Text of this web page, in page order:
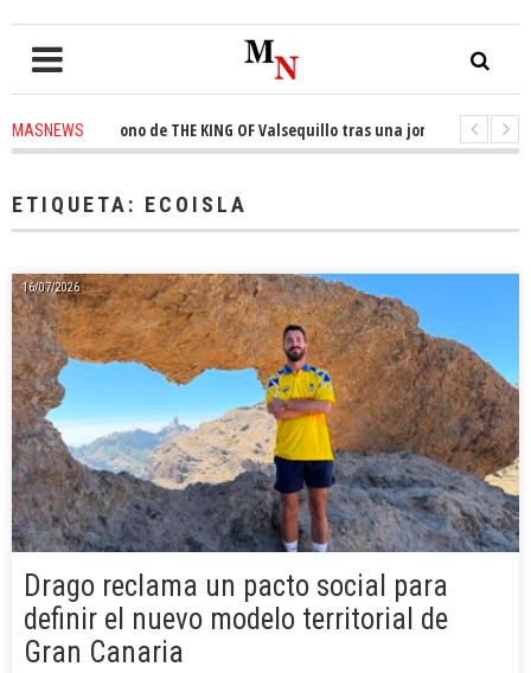
MASNEWS
trono de THE KING OF Valsequillo tras una jornada de baloncesto
ETIQUETA: ECOISLA
16/07/2026
Drago reclama un pacto social para
definir el nuevo modelo territorial de
Gran Canaria